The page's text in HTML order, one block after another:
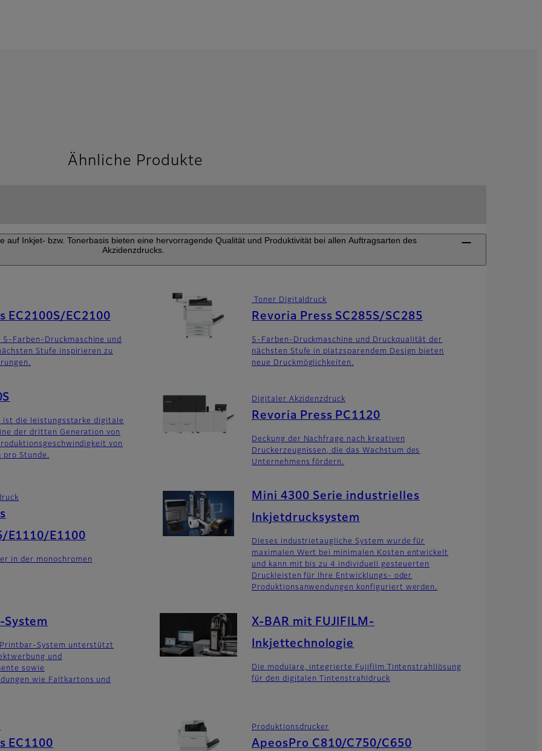
Ähnliche Produkte
auf Inkjet- bzw. Tonerbasis bieten eine hervorragende Qualität und Produktivität bei allen Auftragsarten des
Akzidenzdrucks.
EC2100S/EC2100
5-Farben-Druckmaschine und
Stufe inspirieren zu
Toner Digitaldruck
Revoria Press SC285S/SC285
5-Farben-Druckmaschine und Druckqualität der
nächsten Stufe in platzsparendem Design bieten
neue Druckmöglichkeiten.
ist die leistungsstarke digitale
der dritten Generation von
von
pro Stunde.
Digitaler Akzidenzdruck
Revoria Press PC1120
Deckung der Nachfrage nach kreativen
Druckerzeugnissen, die das Wachstum des
Unternehmens fördern.
E1110/E1100
in der monochromen
Mini 4300 Serie industrielles
Inkjetdrucksystem
Dieses industrietaugliche System wurde für
maximalen Wert bei minimalen Kosten entwickelt
und kann mit bis zu 4 individuell gesteuerten
Druckleisten für Ihre Entwicklungs- oder
Produktionsanwendungen konfiguriert werden.
Printbar-System unterstützt
und
sowie
wie Faltkartons und
X-BAR mit FUJIFILM-
Inkjettechnologie
Die modulare, integrierte Fujifilm Tintenstrahllösung
für den digitalen Tintenstrahldruck
EC1100
Produktionsdrucker
ApeosPro C810/C750/C650